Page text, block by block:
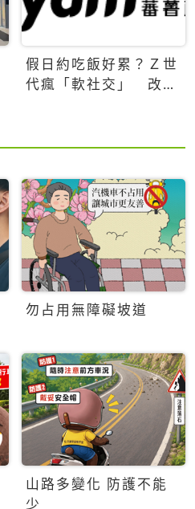
假日約吃飯好累？Ｚ世
代瘋「軟社交」 改約
勿占用無障礙坡道
山路多變化 防護不能
少